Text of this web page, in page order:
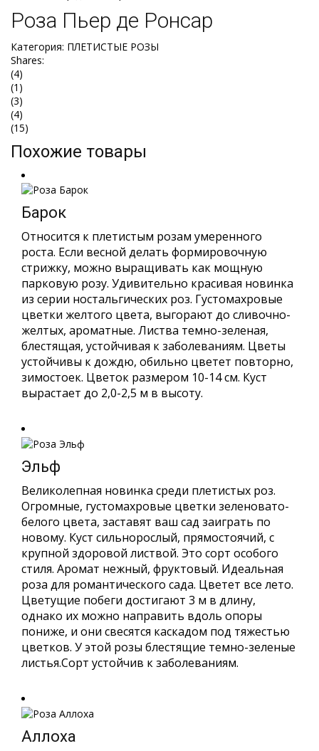
Роза Пьер де Ронсар
Категория: ПЛЕТИСТЫЕ РОЗЫ
Shares:
(4)
(1)
(3)
(4)
(15)
Похожие товары
Барок
Относится к плетистым розам умеренного
роста. Если весной делать формировочную
стрижку, можно выращивать как мощную
парковую розу. Удивительно красивая новинка
из серии ностальгических роз. Густомахровые
цветки желтого цвета, выгорают до сливочно-
желтых, ароматные. Листва темно-зеленая,
блестящая, устойчивая к заболеваниям. Цветы
устойчивы к дождю, обильно цветет повторно,
зимостоек. Цветок размером 10-14 см. Куст
вырастает до 2,0-2,5 м в высоту.
Эльф
Великолепная новинка среди плетистых роз.
Огромные, густомахровые цветки зеленовато-
белого цвета, заставят ваш сад заиграть по
новому. Куст сильнорослый, прямостоячий, с
крупной здоровой листвой. Это сорт особого
стиля. Аромат нежный, фруктовый. Идеальная
роза для романтического сада. Цветет все лето.
Цветущие побеги достигают 3 м в длину,
однако их можно направить вдоль опоры
пониже, и они свесятся каскадом под тяжестью
цветков. У этой розы блестящие темно-зеленые
листья.Сорт устойчив к заболеваниям.
Аллоха